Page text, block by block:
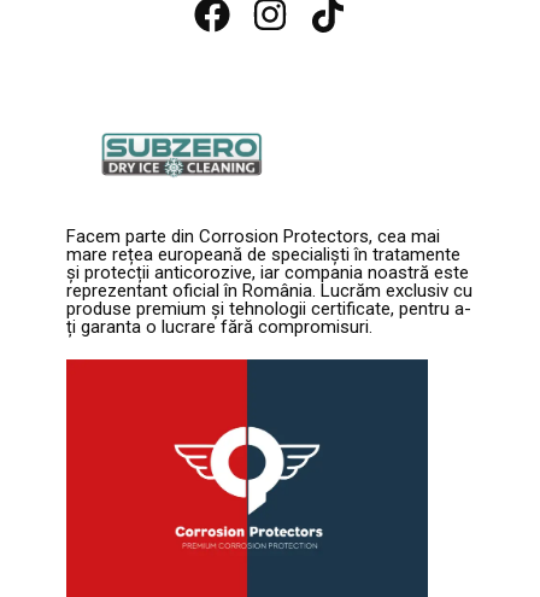
Facem parte din Corrosion Protectors, cea mai
mare rețea europeană de specialiști în tratamente
și protecții anticorozive, iar compania noastră este
reprezentant oficial în România. Lucrăm exclusiv cu
produse premium și tehnologii certificate, pentru a-
ți garanta o lucrare fără compromisuri.